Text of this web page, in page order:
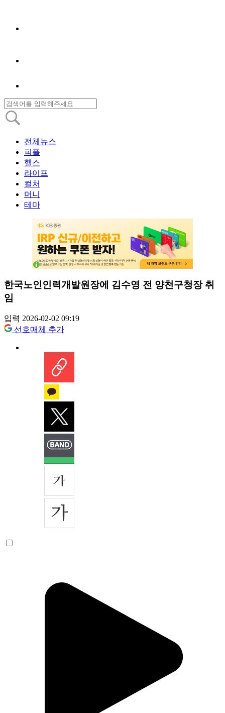
전체뉴스
피플
헬스
라이프
컬처
머니
테마
한국노인인력개발원장에 김수영 전 양천구청장 취
임
입력 2026-02-02 09:19
선호매체 추가